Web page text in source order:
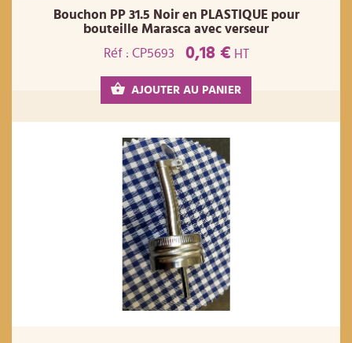
Bouchon PP 31.5 Noir en PLASTIQUE pour
bouteille Marasca avec verseur
Réf : CP5693
0,18 € HT
AJOUTER AU PANIER